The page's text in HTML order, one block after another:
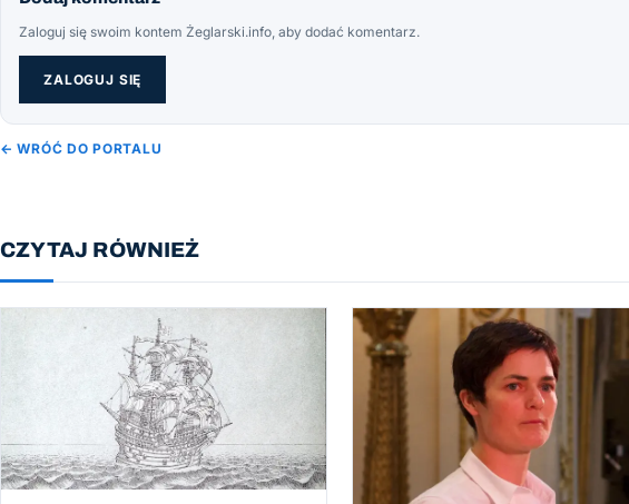
Zaloguj się swoim kontem Żeglarski.info, aby dodać komentarz.
ZALOGUJ SIĘ
← WRÓĆ DO PORTALU
CZYTAJ RÓWNIEŻ